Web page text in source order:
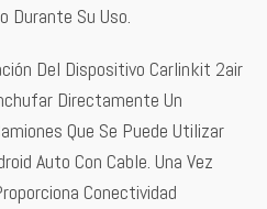
Durante Su Uso.
Del Dispositivo Carlinkit 2air
Directamente Un
Que Se Puede Utilizar
Auto Con Cable. Una Vez
Conectividad